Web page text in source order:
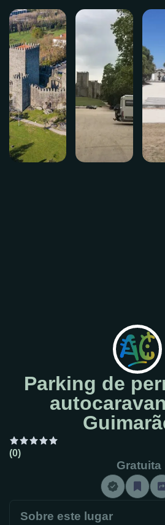
Parking de
(0)
Gratuita
Sobre este lugar